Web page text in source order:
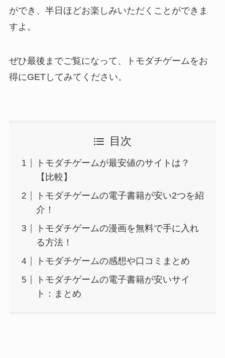
ができ、半日ほどお楽しみいただくことができま
すよ。
ぜひ最後までご覧になって、トモダチゲームをお
得にGETしてみてください。
目次
トモダチゲームが最安値のサイトは？
【比較】
トモダチゲームの電子書籍が安い2つを紹
介！
トモダチゲームの漫画を無料で手に入れ
る方法！
トモダチゲームの感想や口コミまとめ
トモダチゲームの電子書籍が安いサイ
ト：まとめ